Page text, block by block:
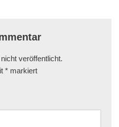
veröffentlicht.
* markiert